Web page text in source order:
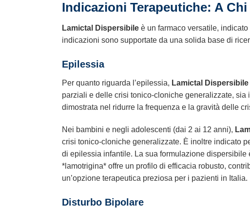
Indicazioni Terapeutiche: A
Lamictal Dispersibile è un farmaco versatile,
indicazioni sono supportate da una solida base di
Epilessia
Per quanto riguarda l’epilessia, Lamictal Dispersibile
parziali e delle crisi tonico-cloniche generalizzate,
dimostrata nel ridurre la frequenza e la gravità delle
Nei bambini e negli adolescenti (dai 2 ai 12 anni),
crisi tonico-cloniche generalizzate. È inoltre indicato
di epilessia infantile. La sua formulazione dispersibile
*lamotrigina* offre un profilo di efficacia robusto,
un’opzione terapeutica preziosa per i pazienti in Italia.
Disturbo Bipolare